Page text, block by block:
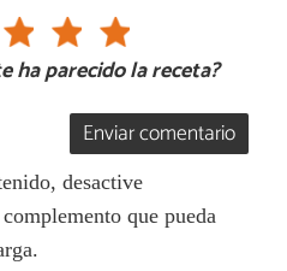
ha parecido la receta?
Enviar comentario
desactive
que pueda